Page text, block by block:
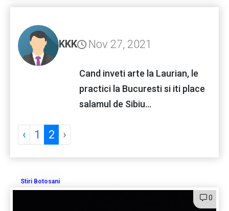
KKK Nov 27, 2021
Cand inveti arte la Laurian, le
practici la Bucuresti si iti place
salamul de Sibiu...
‹ 1 2 ›
Stiri Botosani
0